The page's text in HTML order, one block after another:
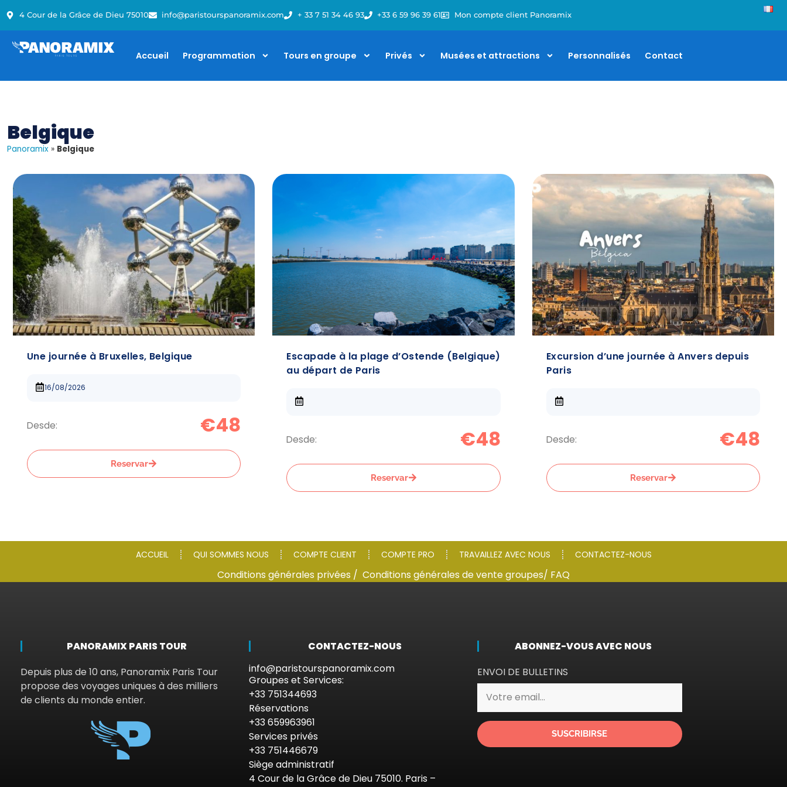
4 Cour de la Grâce de Dieu 75010 info@paristourspanoramix.com + 33 7 51 34 46 93 +33 6 59 96 39 61 Mon compte client Panoramix
Accueil Programmation Tours en groupe Privés Musées et attractions Personnalisés Contact
Belgique
Panoramix » Belgique
Une journée à Bruxelles, Belgique
16/08/2026
Desde: €48
Reservar
Escapade à la plage d’Ostende (Belgique)
au départ de Paris
Desde: €48
Reservar
Excursion d’une journée à Anvers depuis
Paris
Desde: €48
Reservar
ACCUEIL QUI SOMMES NOUS COMPTE CLIENT COMPTE PRO TRAVAILLEZ AVEC NOUS CONTACTEZ-NOUS
Conditions générales privées / Conditions générales de vente groupes/ FAQ
PANORAMIX PARIS TOUR
Depuis plus de 10 ans, Panoramix Paris Tour
propose des voyages uniques à des milliers
de clients du monde entier.
CONTACTEZ-NOUS
info@paristourspanoramix.com
Groupes et Services:
+33 751344693
Réservations
+33 659963961
Services privés
+33 751446679
Siège administratif
4 Cour de la Grâce de Dieu 75010. Paris –
ABONNEZ-VOUS AVEC NOUS
ENVOI DE BULLETINS
SUSCRIBIRSE